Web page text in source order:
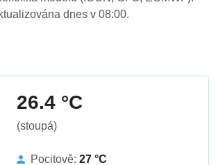
dnes v 08:00.
26.4 °C
(stoupá)
Pocitově: 27 °C